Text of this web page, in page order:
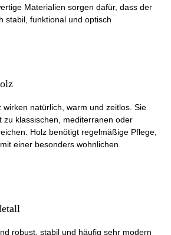
Materialien sorgen dafür, dass der
stabil, funktional und optisch
wirken natürlich, warm und zeitlos. Sie
zu klassischen, mediterranen oder
Holz benötigt regelmäßige Pflege,
einer besonders wohnlichen
robust, stabil und häufig sehr modern